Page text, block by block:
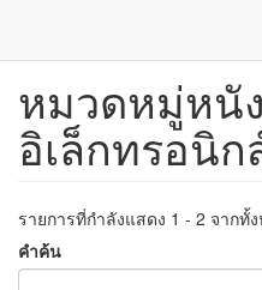
ข้าม
เนื้อหา
หมวดหมู่หนั
อิเล็กทรอนิก
รายการที่กำลังแสดง 1 - 2 จากทั้
คำค้น